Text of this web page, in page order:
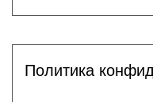
Политика